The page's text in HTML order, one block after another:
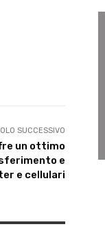
SUCCESSIVO
un ottimo
e
e cellulari